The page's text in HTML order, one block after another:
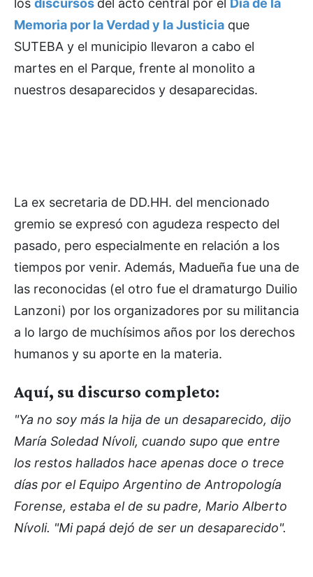
Memoria por la Verdad y la Justicia que
SUTEBA y el municipio llevaron a cabo el
martes en el Parque, frente al monolito a
nuestros desaparecidos y desaparecidas.
La ex secretaria de DD.HH. del mencionado
gremio se expresó con agudeza respecto del
pasado, pero especialmente en relación a los
tiempos por venir. Además, Madueña fue una de
las reconocidas (el otro fue el dramaturgo Duilio
Lanzoni) por los organizadores por su militancia
a lo largo de muchísimos años por los derechos
humanos y su aporte en la materia.
Aquí, su discurso completo:
"Ya no soy más la hija de un desaparecido, dijo
María Soledad Nívoli, cuando supo que entre
los restos hallados hace apenas doce o trece
días por el Equipo Argentino de Antropología
Forense, estaba el de su padre, Mario Alberto
Nívoli. "Mi papá dejó de ser un desaparecido".